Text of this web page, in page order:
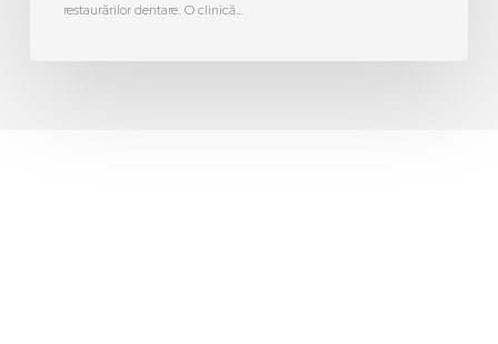
restaurărilor dentare. O clinică…